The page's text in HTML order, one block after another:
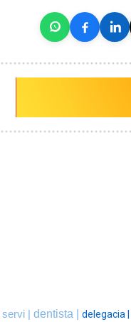
servi | dentista | delegacia |